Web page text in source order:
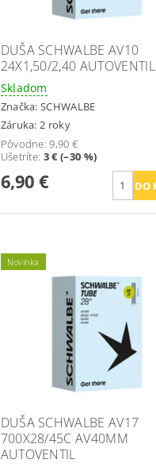
DUŠA SCHWALBE AV10
24X1,50/2,40 AUTOVENTIL
Skladom
Značka:SCHWALBE
Záruka: 2 roky
Pôvodne:9,90 €
Ušetríte: 3 € (–30 %)
6,90 €
Novinka
DUŠA SCHWALBE AV17
700X28/45C AV40MM
AUTOVENTIL